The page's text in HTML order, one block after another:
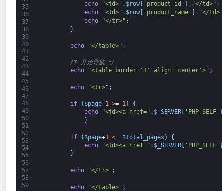
35
36
37
38
39
40
41
42
43
44
45
46
47
48
49
50
51
52
53
54
55
56
57
58
59
echo
"<td>" . $row[ 'product_id' . "</td>" ;
echo
"<td>" . $row[ 'product_name' . "</
echo
"</tr>" ;
}
echo "</table>" ;
/* 开始导航 */
echo
"<table border='1' align='center'>" ;
echo "<tr>" ;
if ( $page-1 >= 1 )
{
echo
"<td><a href=" . $_SERVER[ 'PHP_SELF'
}
if ( $page+1 <= $total_pages )
{
echo
"<td><a href=" . $_SERVER[ 'PHP_SELF'
}
echo "</tr>" ;
echo "</table>" ;